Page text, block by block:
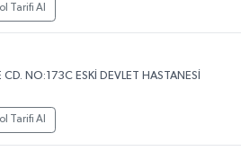
Tarifi Al
CD. NO:173C ESKİ DEVLET HASTANESİ
Tarifi Al